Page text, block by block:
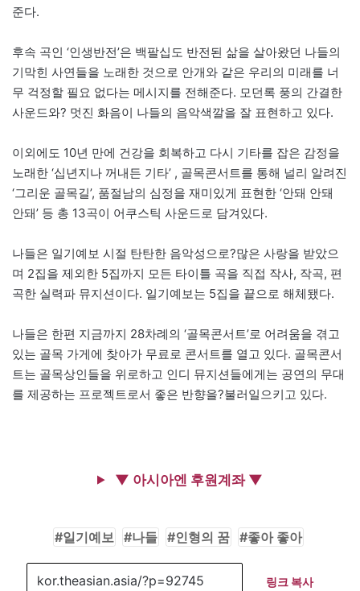
준다.
후속 곡인 ‘인생반전’은 백팔십도 반전된 삶을 살아왔던 나들의
기막힌 사연들을 노래한 것으로 안개와 같은 우리의 미래를 너
무 걱정할 필요 없다는 메시지를 전해준다. 모던록 풍의 간결한
사운드와? 멋진 화음이 나들의 음악색깔을 잘 표현하고 있다.
이외에도 10년 만에 건강을 회복하고 다시 기타를 잡은 감정을
노래한 ‘십년지나 꺼내든 기타’ , 골목콘서트를 통해 널리 알려진
‘그리운 골목길’, 품절남의 심정을 재미있게 표현한 ‘안돼 안돼
안돼’ 등 총 13곡이 어쿠스틱 사운드로 담겨있다.
나들은 일기예보 시절 탄탄한 음악성으로?많은 사랑을 받았으
며 2집을 제외한 5집까지 모든 타이틀 곡을 직접 작사, 작곡, 편
곡한 실력파 뮤지션이다. 일기예보는 5집을 끝으로 해체됐다.
나들은 한편 지금까지 28차례의 ‘골목콘서트’로 어려움을 겪고
있는 골목 가게에 찾아가 무료로 콘서트를 열고 있다. 골목콘서
트는 골목상인들을 위로하고 인디 뮤지션들에게는 공연의 무대
를 제공하는 프로젝트로서 좋은 반향을?불러일으키고 있다.
▼ 아시아엔 후원계좌 ▼
일기예보 나들 인형의 꿈 좋아 좋아
링크 복사